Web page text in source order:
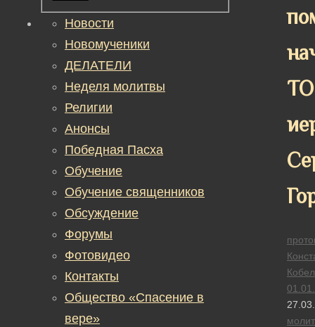
Новости
Новомученики
ДЕЛАТЕЛИ
Неделя молитвы
Религии
Анонсы
Победная Пасха
Обучение
Обучение священников
Обсуждение
Форумы
Фотовидео
Контакты
Общество «Спасение в
вере»